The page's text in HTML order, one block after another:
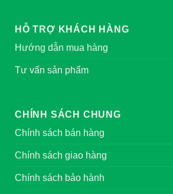
HỖ TRỢ KHÁCH HÀNG
Hướng dẫn mua hàng
Tư vấn sản phẩm
CHÍNH SÁCH CHUNG
Chính sách bán hàng
Chính sách giao hàng
Chính sách bảo hành